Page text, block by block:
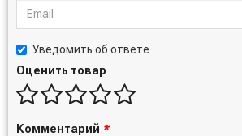
Уведомить об ответе
Оценить товар
Комментарий *